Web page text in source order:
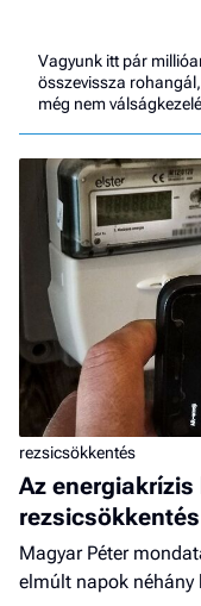
Vagyunk itt pár
összevissza
még nem
rezsicsökkentés
Az
Magyar Péter
elmúlt napok